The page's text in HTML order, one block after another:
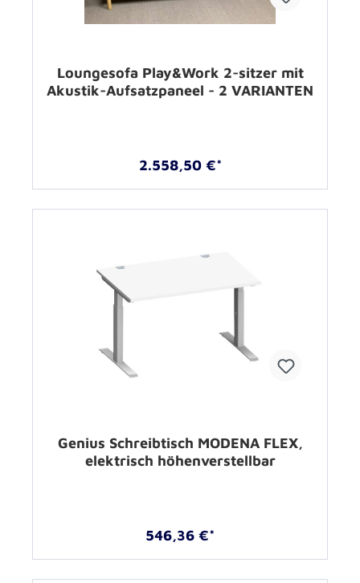
Loungesofa Play&Work 2-sitzer mit
Akustik-Aufsatzpaneel - 2 VARIANTEN
2.558,50 €*
Genius Schreibtisch MODENA FLEX,
elektrisch höhenverstellbar
546,36 €*